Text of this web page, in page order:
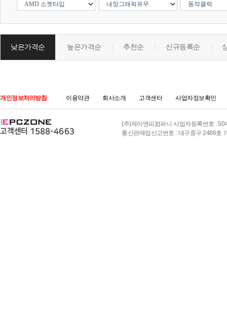
낮은가격순 높은가격순 추천순 신규등록순
개인정보처리방침 이용약관 회사소개 고객센터 사업자정보확인
(주)제이앤피컴퍼니 사업자등록번호 :
통신판매업신고번호 : 대구중구 2486호